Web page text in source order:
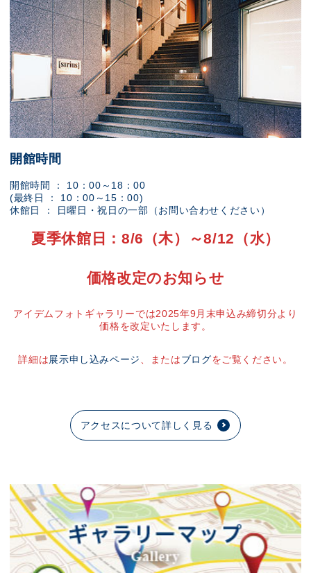
開館時間
開館時間 ： 10：00～18：00
(最終日 ： 10：00～15：00)
休館日 ： 日曜日・祝日の一部（お問い合わせください）
夏季休館日：8/6（木）～8/12（水）
価格改定のお知らせ
アイデムフォトギャラリーでは2025年9月末申込み締切分より
価格を改定いたします。
詳細は展示申し込みページ 、またはブログをご覧ください。
アクセスについて詳しく見る